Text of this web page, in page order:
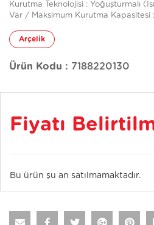
Kurutma Teknolojisi : Yoğuşturmalı
Var / Maksimum Kurutma
Arçelik
Ürün Kodu : 7188220130
Fiyatı
Bu ürün şu an satılmamaktadır.